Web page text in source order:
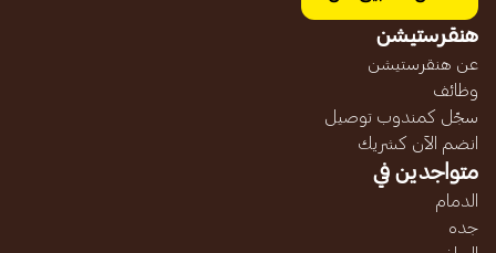
هنقرستيشن
عن هنقرستيشن
وظائف
سجّل كمندوب توصيل
انضم الآن كشريك
متواجدين في
الدمام
جده